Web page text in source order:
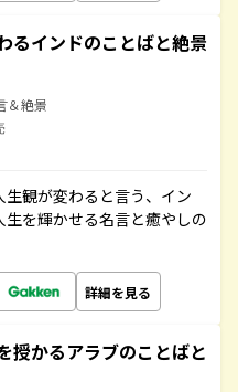
るインドのことばと絶景
＆絶景
観が変わると言う、イン
を輝かせる名言と癒やしの
詳細を見る
授かるアラブのことばと